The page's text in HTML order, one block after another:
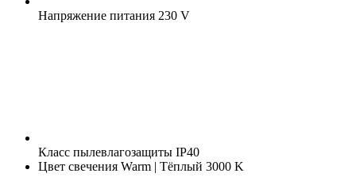
Напряжение питания 230 V
Класс пылевлагозащиты IP40
Цвет свечения Warm | Тёплый 3000 K